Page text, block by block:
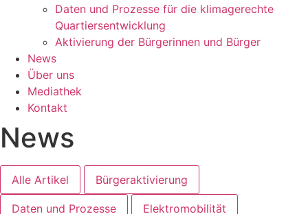
Daten und Prozesse für die klimagerechte
Quartiersentwicklung
Aktivierung der Bürgerinnen und Bürger
News
Über uns
Mediathek
Kontakt
News
Alle Artikel Bürgeraktivierung
Daten und Prozesse Elektromobilität